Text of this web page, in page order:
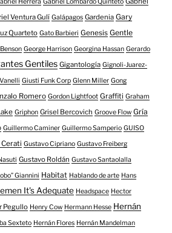
Ventura Gulí Galápagos Gardenia Gary
Quarteto Gato Barbieri Genesis Gentle
George Harrison Georgina Hassan Gerardo
Gentiles Gigantología Gignoli-Juarez-
Giusti Funk Corp Glenn Miller Gong
Romero Gordon Lightfoot Graffiti Graham
Griphon Grisel Bercovich Groove Flow Gría
Guillermo Caminer Guillermo Samperio GUISO
Gustavo Cipriano Gustavo Freiberg
Gustavo Roldán Gustavo Santaolalla
Giannini Habitat Hablando de arte Hans
It's Adequate Headspace Hector
Pegullo Henry Cow Hermann Hesse Hernán
Sexteto Hernán Flores Hernán Mandelman